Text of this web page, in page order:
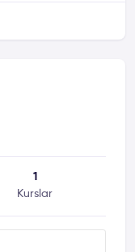
1
Kurslar